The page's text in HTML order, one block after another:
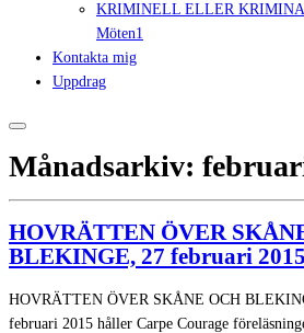
KRIMINELL ELLER
Möten1
Kontakta mig
Uppdrag
Månadsarkiv:
HOVRÄTTEN ÖVER
BLEKINGE, 27 februari 2015
HOVRÄTTEN ÖVER SKÅNE OCH
februari 2015 håller Carpe Courage